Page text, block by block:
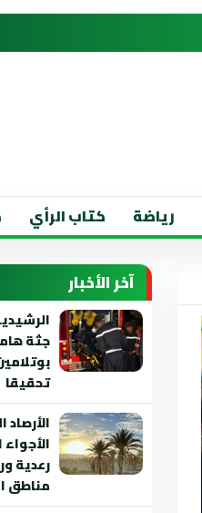
رياضة كتاب الرأي
آخر الأخبار
جثة
تحقيقا
رعدية
مناطق